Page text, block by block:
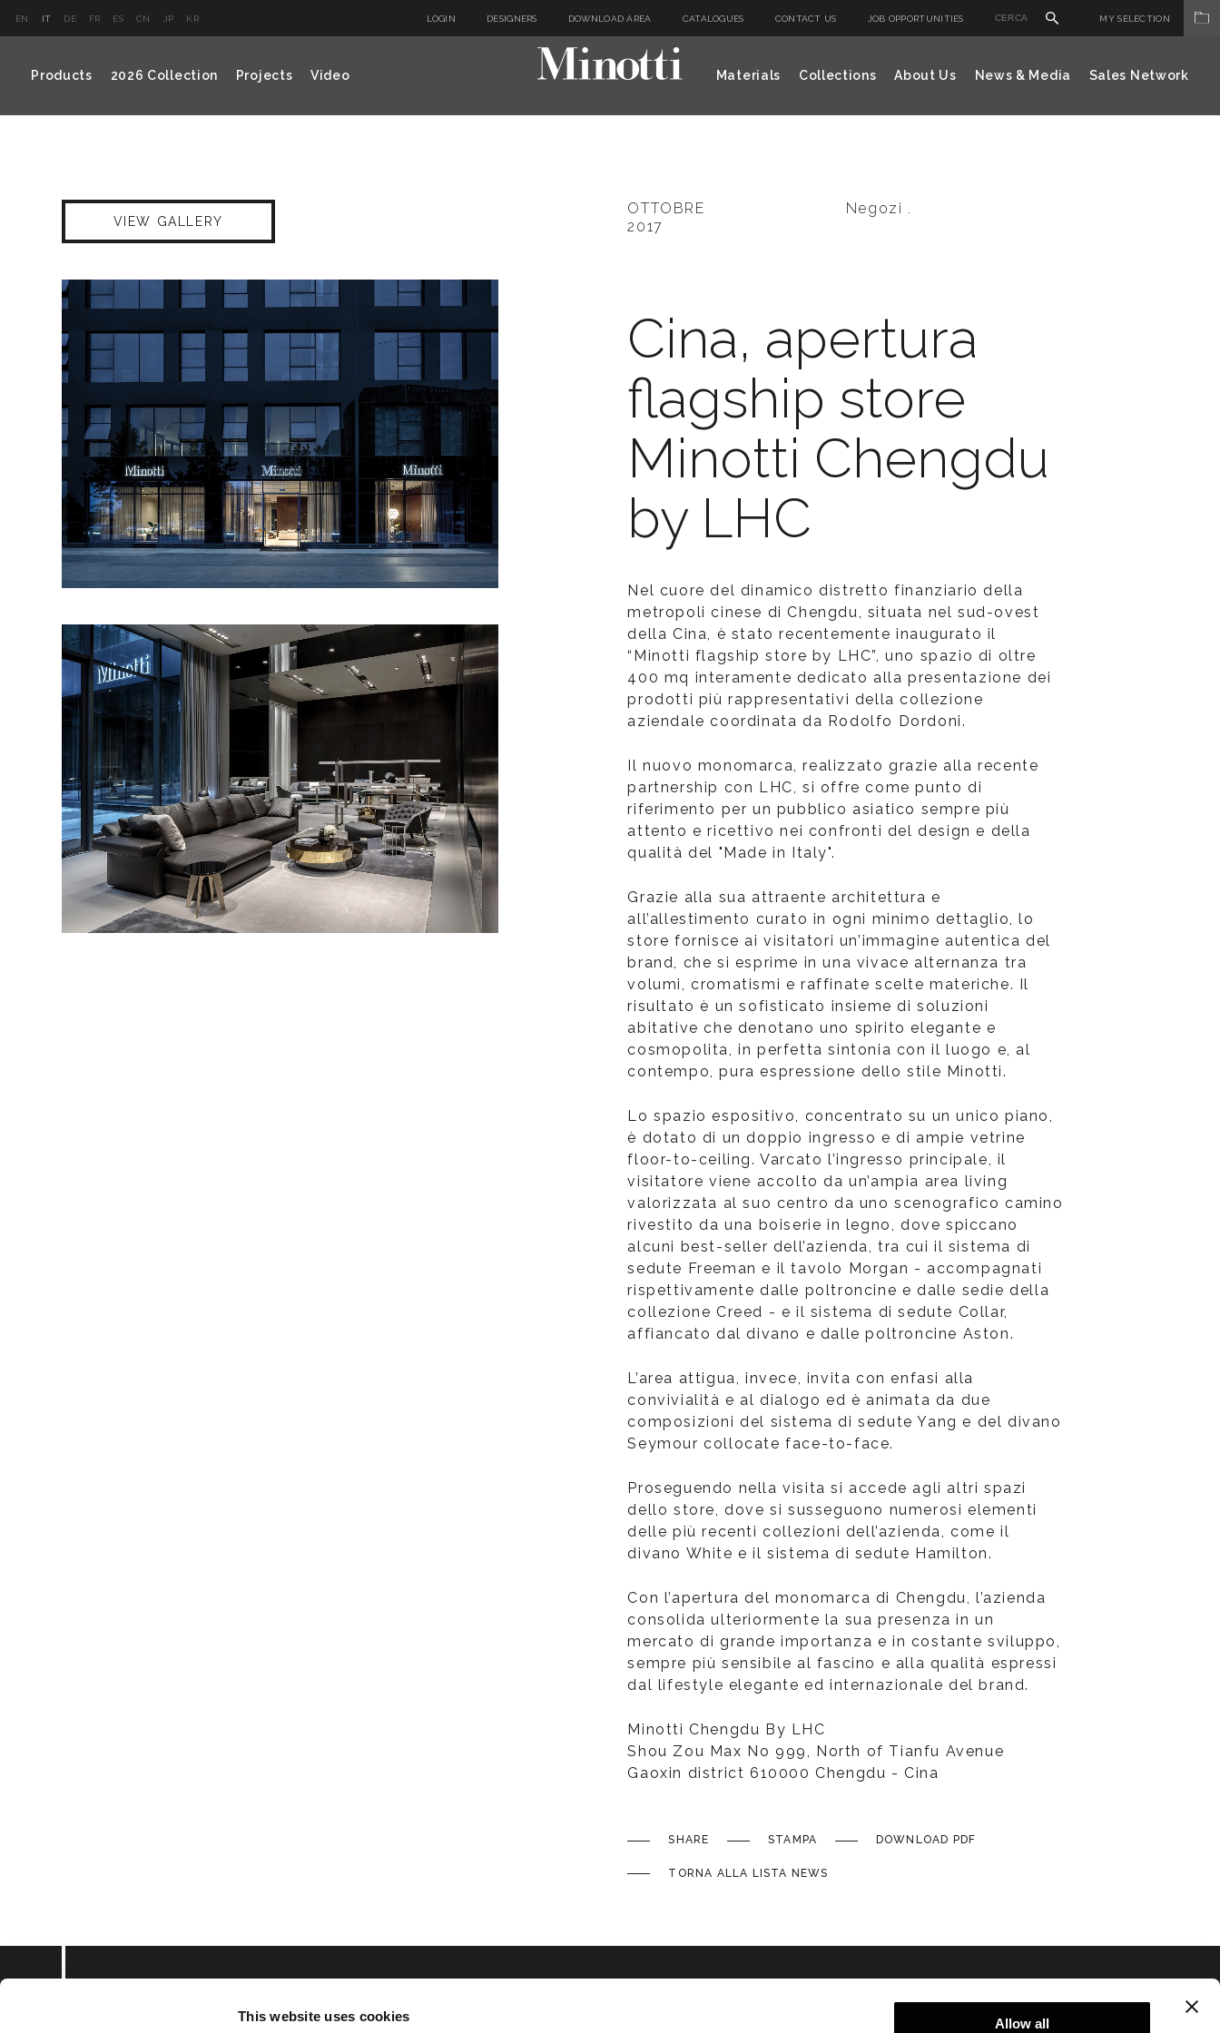
This website uses cookies Allow all
EN IT DE FR ES CN JP KR LOGIN DESIGNERS DOWNLOAD AREA CATALOGUES CONTACT US JOB OPPORTUNITIES MY SELECTION
Products 2026 Collection Projects Video Materials Collections About Us News & Media Sales Network
VIEW GALLERY
OTTOBRE
2017
Negozi .
Cina, apertura
flagship store
Minotti Chengdu
by LHC
Nel cuore del dinamico distretto finanziario della
metropoli cinese di Chengdu, situata nel sud-ovest
della Cina, è stato recentemente inaugurato il
“Minotti flagship store by LHC”, uno spazio di oltre
400 mq interamente dedicato alla presentazione dei
prodotti più rappresentativi della collezione
aziendale coordinata da Rodolfo Dordoni.
Il nuovo monomarca, realizzato grazie alla recente
partnership con LHC, si offre come punto di
riferimento per un pubblico asiatico sempre più
attento e ricettivo nei confronti del design e della
qualità del "Made in Italy".
Grazie alla sua attraente architettura e
all’allestimento curato in ogni minimo dettaglio, lo
store fornisce ai visitatori un’immagine autentica del
brand, che si esprime in una vivace alternanza tra
volumi, cromatismi e raffinate scelte materiche. Il
risultato è un sofisticato insieme di soluzioni
abitative che denotano uno spirito elegante e
cosmopolita, in perfetta sintonia con il luogo e, al
contempo, pura espressione dello stile Minotti.
Lo spazio espositivo, concentrato su un unico piano,
è dotato di un doppio ingresso e di ampie vetrine
floor-to-ceiling. Varcato l’ingresso principale, il
visitatore viene accolto da un’ampia area living
valorizzata al suo centro da uno scenografico camino
rivestito da una boiserie in legno, dove spiccano
alcuni best-seller dell’azienda, tra cui il sistema di
sedute Freeman e il tavolo Morgan - accompagnati
rispettivamente dalle poltroncine e dalle sedie della
collezione Creed - e il sistema di sedute Collar,
affiancato dal divano e dalle poltroncine Aston.
L’area attigua, invece, invita con enfasi alla
convivialità e al dialogo ed è animata da due
composizioni del sistema di sedute Yang e del divano
Seymour collocate face-to-face.
Proseguendo nella visita si accede agli altri spazi
dello store, dove si susseguono numerosi elementi
delle più recenti collezioni dell’azienda, come il
divano White e il sistema di sedute Hamilton.
Con l’apertura del monomarca di Chengdu, l’azienda
consolida ulteriormente la sua presenza in un
mercato di grande importanza e in costante sviluppo,
sempre più sensibile al fascino e alla qualità espressi
dal lifestyle elegante ed internazionale del brand.
Minotti Chengdu By LHC
Shou Zou Max No 999, North of Tianfu Avenue
Gaoxin district 610000 Chengdu - Cina
SHARE STAMPA DOWNLOAD PDF
TORNA ALLA LISTA NEWS